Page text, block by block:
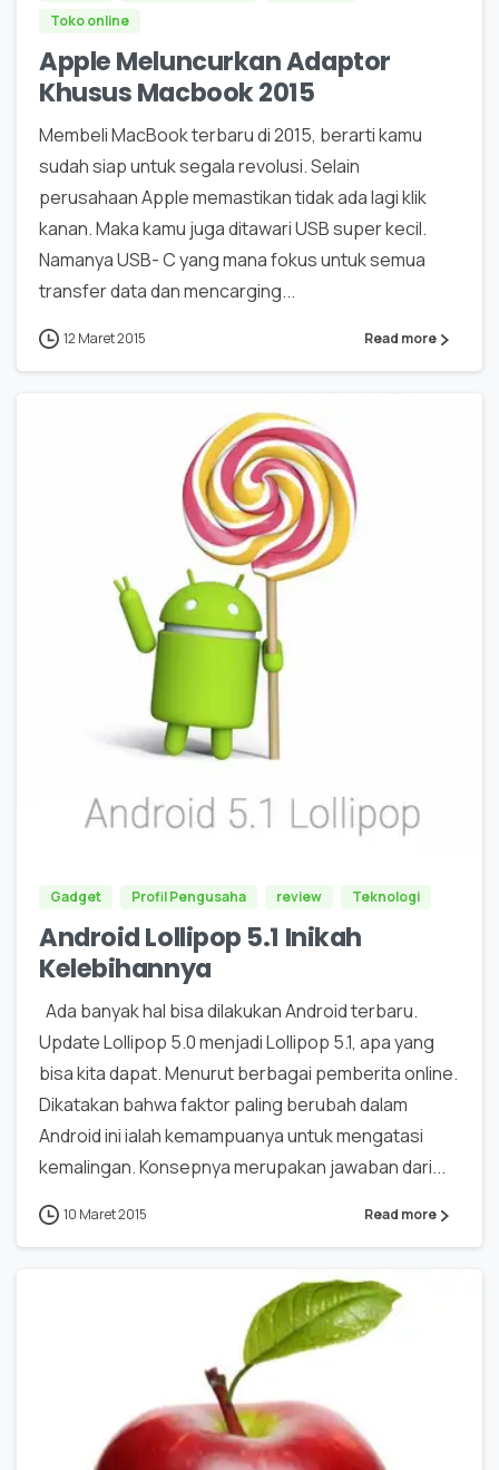
Toko online
Apple Meluncurkan Adaptor
Khusus Macbook 2015
Membeli MacBook terbaru di 2015, berarti kamu
sudah siap untuk segala revolusi. Selain
perusahaan Apple memastikan tidak ada lagi klik
kanan. Maka kamu juga ditawari USB super kecil.
Namanya USB- C yang mana fokus untuk semua
transfer data dan mencarging...
12 Maret 2015 Read more
Gadget Profil Pengusaha review Teknologi
Android Lollipop 5.1 Inikah
Kelebihannya
Ada banyak hal bisa dilakukan Android terbaru.
Update Lollipop 5.0 menjadi Lollipop 5.1, apa yang
bisa kita dapat. Menurut berbagai pemberita online.
Dikatakan bahwa faktor paling berubah dalam
Android ini ialah kemampuanya untuk mengatasi
kemalingan. Konsepnya merupakan jawaban dari...
10 Maret 2015 Read more